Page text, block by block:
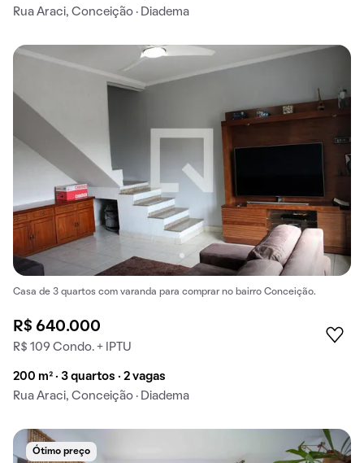
Rua Araci, Conceição · Diadema
Casa de 3 quartos com varanda para comprar no bairro Conceição.
R$ 640.000
R$ 109 Condo. + IPTU
200 m² · 3 quartos · 2 vagas
Rua Araci, Conceição · Diadema
Ótimo preço